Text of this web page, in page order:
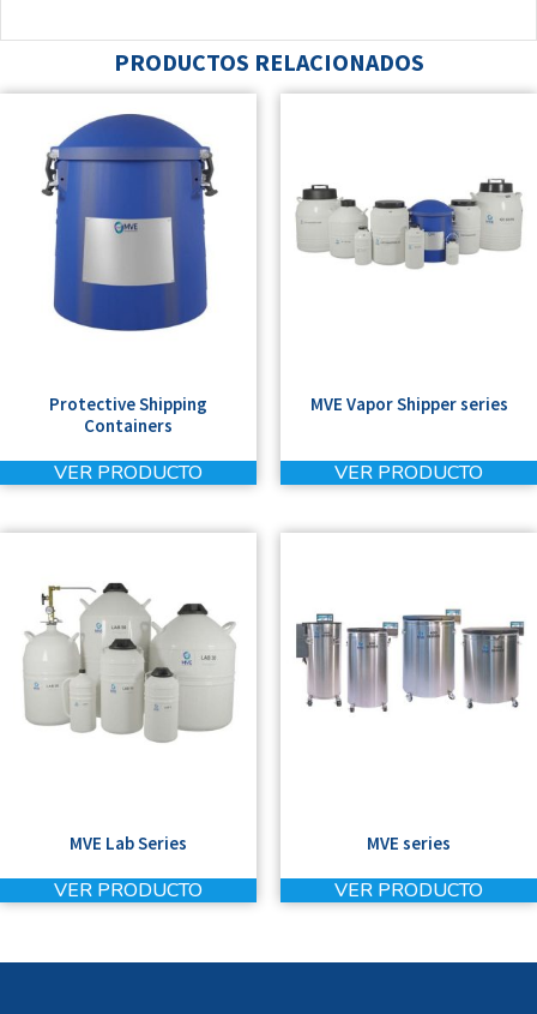
PRODUCTOS RELACIONADOS
Protective Shipping
Containers
VER PRODUCTO
MVE Vapor Shipper series
VER PRODUCTO
MVE Lab Series
VER PRODUCTO
MVE series
VER PRODUCTO